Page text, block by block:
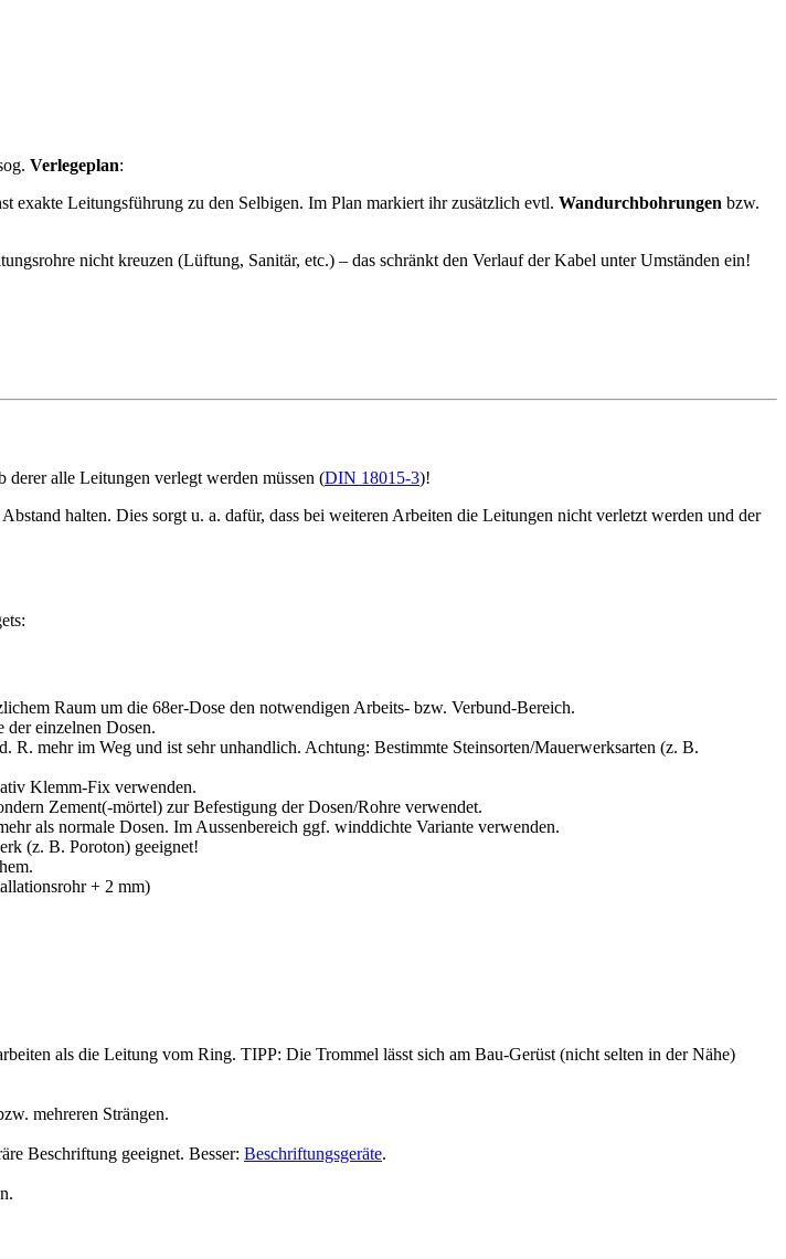
Verlegeplan:
exakte Leitungsführung zu den Selbigen. Im Plan markiert ihr zusätzlich evtl. Wandurchbohrungen bzw.
nicht kreuzen (Lüftung, Sanitär, etc.) – das schränkt den Verlauf der Kabel unter Umständen ein!
derer alle Leitungen verlegt werden müssen (DIN 18015-3)!
halten. Dies sorgt u. a. dafür, dass bei weiteren Arbeiten die Leitungen nicht verletzt werden und der
Raum um die 68er-Dose den notwendigen Arbeits- bzw. Verbund-Bereich.
der einzelnen Dosen.
R. mehr im Weg und ist sehr unhandlich. Achtung: Bestimmte Steinsorten/Mauerwerksarten (z. B.
Klemm-Fix verwenden.
Zement(-mörtel) zur Befestigung der Dosen/Rohre verwendet.
als normale Dosen. Im Aussenbereich ggf. winddichte Variante verwenden.
(z. B. Poroton) geeignet!
+ 2 mm)
als die Leitung vom Ring. TIPP: Die Trommel lässt sich am Bau-Gerüst (nicht selten in der Nähe)
mehreren Strängen.
Beschriftung geeignet. Besser: Beschriftungsgeräte.